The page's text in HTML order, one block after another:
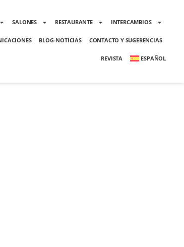
SALONES RESTAURANTE INTERCAMBIOS
BLOG-NOTICIAS CONTACTO Y SUGERENCIAS
REVISTA ESPAÑOL